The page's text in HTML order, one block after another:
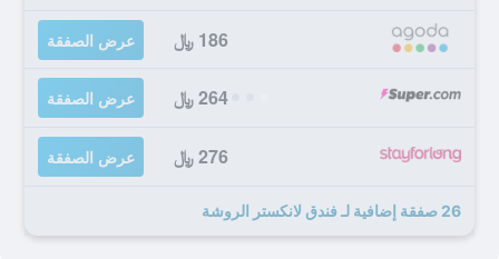
186 ﷼ عرض الصفقة
264 ﷼ عرض الصفقة
276 ﷼ عرض الصفقة
26 صفقة إضافية لـ فندق لانكستر الروشة